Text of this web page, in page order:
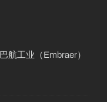
航工业（Embraer）